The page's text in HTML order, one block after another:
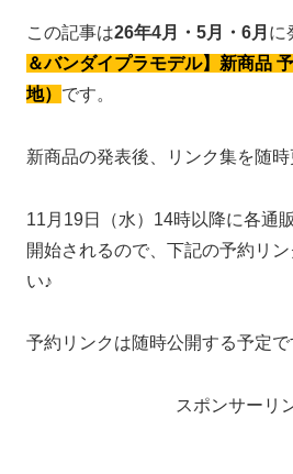
この記事は26年4月・5月・6月 に
＆バンダイプラモデル】新商品
地） です。
新商品の発表後、リンク集を随時
11月19日（水）14時以降に各通
開始されるので、下記の予約リ
い♪
予約リンクは随時公開する予定
スポンサーリ